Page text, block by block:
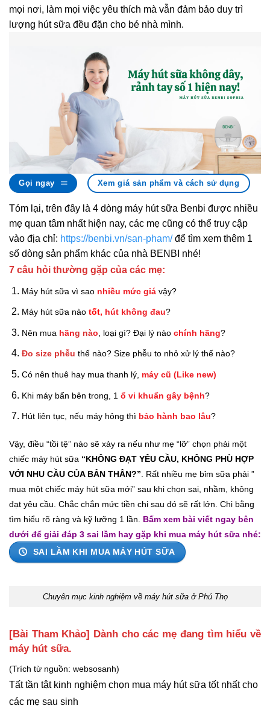
mọi nơi, làm mọi việc yêu thích mà vẫn đảm bảo duy trì
lượng hút sữa đều đặn cho bé nhà mình.
Gọi ngay Xem giá sản phẩm và cách sử dụng
Tóm lại, trên đây là 4 dòng máy hút sữa Benbi được nhiều
mẹ quan tâm nhất hiện nay, các mẹ cũng có thể truy cập
vào địa chỉ: https://benbi.vn/san-pham/để tìm xem thêm 1
số dòng sản phẩm khác của nhà BENBI nhé!
7 câu hỏi thường gặp của các mẹ:
Máy hút sữa vì sao nhiều mức giávậy?
Máy hút sữa nào tốt, hút không đau?
Nên mua hãng nào , loại gì? Đại lý nàochính hãng?
Đo size phễu thế nào? Size phễu to nhỏ xử lý thế nào?
Có nên thuê hay mua thanh lý, máy cũ (Like new)
Khi máy bẩn bên trong, 1 ổ vi khuẩn gây bệnh?
Hút liên tục, nếu máy hỏng thì bảo hành bao lâu?
Vậy, điều “tồi tệ” nào sẽ xảy ra nếu như mẹ “lỡ” chọn phải một
chiếc máy hút sữa “KHÔNG ĐẠT YÊU CẦU, KHÔNG PHÙ HỢP
VỚI NHU CẦU CỦA BẢN THÂN?” . Rất nhiều mẹ bỉm sữa phải ”
mua một chiếc máy hút sữa mới” sau khi chọn sai, nhầm, không
đạt yêu cầu. Chắc chắn mức tiền chi sau đó sẽ rất lớn. Chi bằng
tìm hiểu rõ ràng và kỹ lưỡng 1 lần.
Bấm xem bài viết ngay bên
dưới để giải đáp 3 sai lầm hay gặp khi mua máy hút sữa nhé:
SAI LẦM KHI MUA MÁY HÚT SỮA
Chuyên mục kinh nghiệm về máy hút sữa ở Phú Thọ
[Bài Tham Khảo] Dành cho các mẹ đang tìm hiểu về
máy hút sữa.
(Trích từ nguồn: websosanh)
Tất tần tật kinh nghiệm chọn mua máy hút sữa tốt nhất cho
các mẹ sau sinh